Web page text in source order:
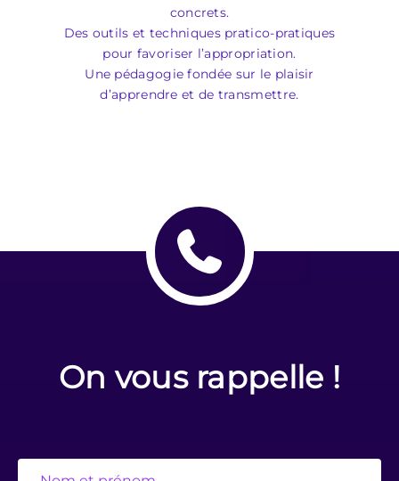
concrets.
Des outils et techniques pratico-pratiques
pour favoriser l’appropriation.
Une pédagogie fondée sur le plaisir
d’apprendre et de transmettre.
On vous rappelle !